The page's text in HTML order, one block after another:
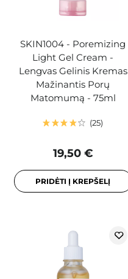
SKIN1004 - Poremizing
Light Gel Cream -
Lengvas Gelinis Kremas
Mažinantis Porų
Matomumą - 75ml
25
19,50 €
PRIDĖTI Į KREPŠELĮ